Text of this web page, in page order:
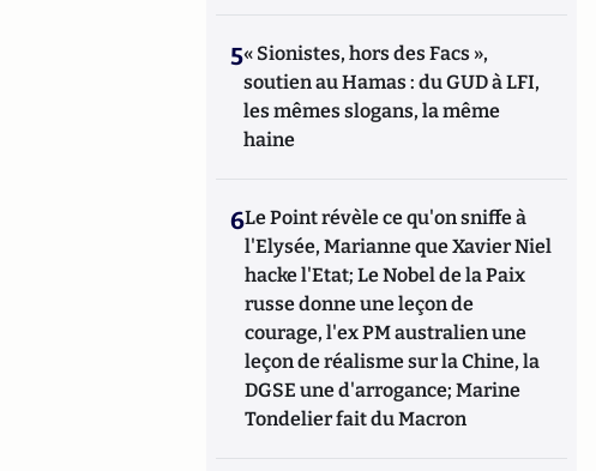
5« Sionistes, hors des Facs »,
soutien au Hamas : du GUD à LFI,
les mêmes slogans, la même
haine
6Le Point révèle ce qu'on sniffe à
l'Elysée, Marianne que Xavier Niel
hacke l'Etat; Le Nobel de la Paix
russe donne une leçon de
courage, l'ex PM australien une
leçon de réalisme sur la Chine, la
DGSE une d'arrogance; Marine
Tondelier fait du Macron